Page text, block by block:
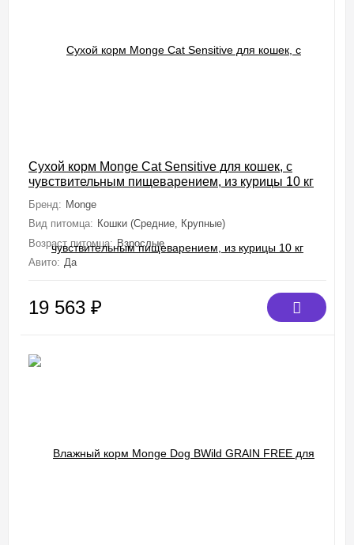
Сухой корм Monge Cat Sensitive для кошек, с
чувствительным пищеварением, из курицы 10 кг
Бренд: Monge
Вид питомца: Кошки (Средние, Крупные)
Возраст питомца: Взрослые
Авито: Да
19 563 ₽